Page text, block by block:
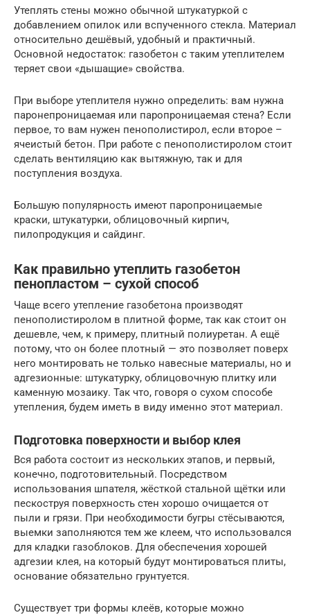
Утеплять стены можно обычной штукатуркой с
добавлением опилок или вспученного стекла. Материал
относительно дешёвый, удобный и практичный.
Основной недостаток: газобетон с таким утеплителем
теряет свои «дышащие» свойства.
При выборе утеплителя нужно определить: вам нужна
паронепроницаемая или паропроницаемая стена? Если
первое, то вам нужен пенополистирол, если второе –
ячеистый бетон. При работе с пенополистиролом стоит
сделать вентиляцию как вытяжную, так и для
поступления воздуха.
Большую популярность имеют паропроницаемые
краски, штукатурки, облицовочный кирпич,
пилопродукция и сайдинг.
Как правильно утеплить газобетон
пенопластом – сухой способ
Чаще всего утепление газобетона производят
пенополистиролом в плитной форме, так как стоит он
дешевле, чем, к примеру, плитный полиуретан. А ещё
потому, что он более плотный — это позволяет поверх
него монтировать не только навесные материалы, но и
адгезионные: штукатурку, облицовочную плитку или
каменную мозаику. Так что, говоря о сухом способе
утепления, будем иметь в виду именно этот материал.
Подготовка поверхности и выбор клея
Вся работа состоит из нескольких этапов, и первый,
конечно, подготовительный. Посредством
использования шпателя, жёсткой стальной щётки или
пескоструя поверхность стен хорошо очищается от
пыли и грязи. При необходимости бугры стёсываются,
выемки заполняются тем же клеем, что использовался
для кладки газоблоков. Для обеспечения хорошей
адгезии клея, на который будут монтироваться плиты,
основание обязательно грунтуется.
Существует три формы клеёв, которые можно